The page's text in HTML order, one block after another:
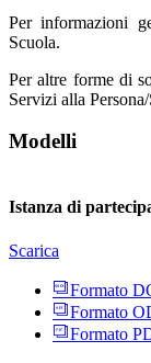
Per informazioni
Scuola.
Per altre forme di
Servizi alla
Modelli
Istanza di
Scarica
Formato
Formato
Formato